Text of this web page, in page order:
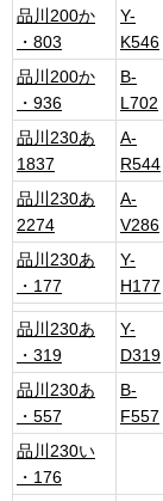
品川200か
・803
Y-
K546
品川200か
・936
B-
L702
品川230あ
1837
A-
R544
品川230あ
2274
A-
V286
品川230あ
・177
Y-
H177
品川230あ
・319
Y-
D319
品川230あ
・557
B-
F557
品川230い
・176